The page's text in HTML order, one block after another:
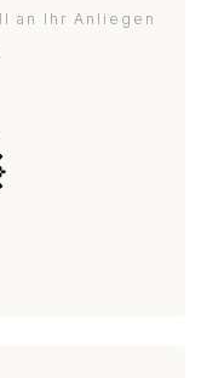
an Ihr Anliegen